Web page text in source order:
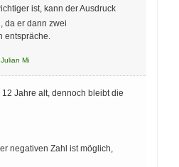
ist, kann der Ausdruck
da er dann zwei
entspräche.
Julian Mi
Jahre alt, dennoch bleibt die
negativen Zahl ist möglich,